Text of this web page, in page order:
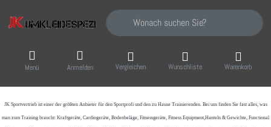
Geben Sie einen Suchbegriff ein. Während
Menü Anmelden Vergleichen Wunschliste Warenkorb
JK Sportvertrieb ist einer der größten Anbieter für den Sportprofi und den zu Hause Trainierenden. Bei uns finden Sie fast alles, was
man zum Training braucht: Kraftgeräte, Cardiogeräte, Bodenbeläge, Fitnessgeräte, Fitness Equipment,Hanteln & Gewichte, Functional